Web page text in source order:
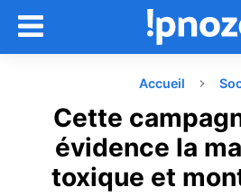
Accueil
Cette
évidence la
toxique et